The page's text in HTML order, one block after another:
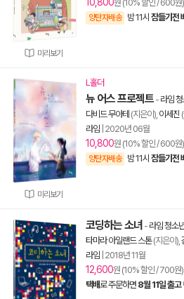
미리보기
원 (10% 할인 / 600원)
양탄자배송 밤 11시 잠들기전
미리보기
L홀더
뉴 어스 프로젝트 - 라임
다비드 무아테 (지은이), 이세진
라임 2020년 06월
10,800원 (10% 할인 / 600원)
양탄자배송 밤 11시 잠들기전
코딩하는 소녀 - 라임 청소
타마라 아일랜드 스톤(지은이),
라임 2018년 11월
12,600원 (10% 할인 / 700원)
택배로 주문하면 8월 11일 출고